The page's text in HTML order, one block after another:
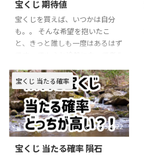
解説します。 「高額当選を夢見
たい人」「まずは小さな当たりを
体験したい人」「少額でコツコツ
楽しみたい人」など、目的に合わ
宝くじ 期待値
宝くじを買えば、いつかは自分
も。。 そんな希望を抱いたこ
と、きっと誰しも一度はあるはず
「元は取れるの？」と疑問が湧い
たことはありませんか？ そこで
今回のテーマは、宝くじの期待
値。 「夢を買う」のか、「お金
を無駄にしている」のか。 宝く
じにどれくらいの確率で、いくら
のリターンがあるのかを、数字の
宝くじ 当たる確率
2025/4/22
宝くじ 当たる確率 隕石